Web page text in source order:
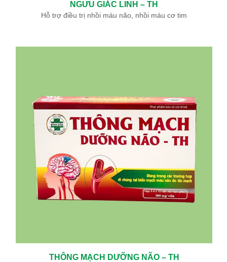
NGƯU GIÁC LINH – TH
Hỗ trợ điều trị nhồi máu não, nhồi máu cơ tim
THÔNG MẠCH DƯỠNG NÃO – TH